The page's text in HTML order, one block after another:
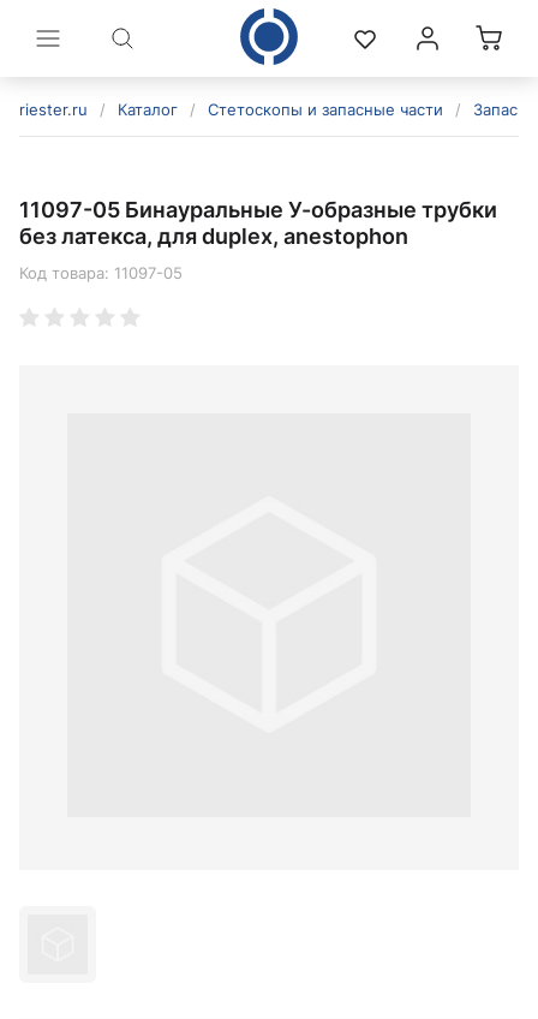
riester.ru / Каталог / Стетоскопы и запасные части /
11097-05 Бинауральные У-образные трубки
без латекса, для duplex, anestophon
Код товара: 11097-05